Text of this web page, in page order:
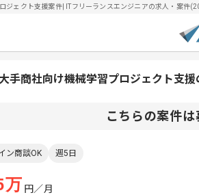
ロジェクト支援案件| ITフリーランスエンジニアの求人・案件
大手商社向け機械学習プロジェクト支
こちらの案件
ン商談OK 週5日
万 円／月